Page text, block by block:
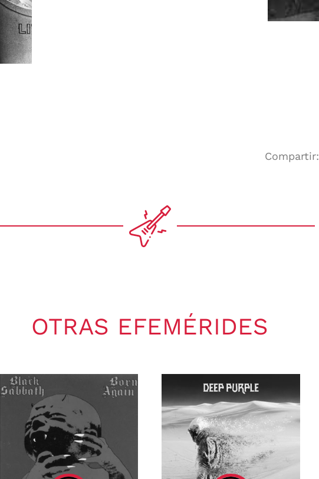
Compartir:
OTRAS EFEMÉRIDES